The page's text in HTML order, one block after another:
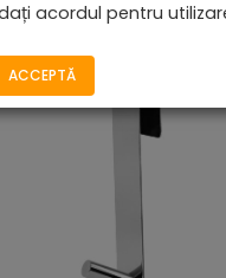
acordul pentru
ACCEPTĂ